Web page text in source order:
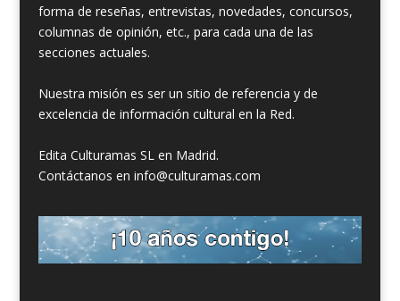
forma de reseñas, entrevistas, novedades, concursos,
columnas de opinión, etc., para cada una de las
secciones actuales.
Nuestra misión es ser un sitio de referencia y de
excelencia de información cultural en la Red.
Edita Culturamas SL en Madrid.
Contáctanos en info@culturamas.com